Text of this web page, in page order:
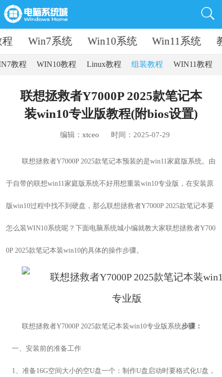
Win7系统 Win10系统 Win11系统
教程 WIN10教程 Linux教程 组装教程 WIN11教程
联想拯救者Y7000P 2025款笔记本
装win10专业版教程(附bios设置)
编辑：xtceo 时间：2025-07-29
联想拯救者Y7000P 2025款笔记本预装的是win11家庭版 系统。由
于自带的联想win11家庭版系统不好用想重装win10专业版 ，在安装原
版win10过程中找不到硬盘，那么联想拯救者Y7000P 2025款笔记本要
怎么装WIN10系统呢？下面电脑系统城小编就教大家联想拯救者Y700
0P 2025款笔记本装win10的具体的操作步骤。
联想拯救者Y7000P 2025款笔记本装win10专业版系统步骤：
一、安装前的准备工作
1 、准备16G空间大小的空U盘一个：制作U盘启动时要格式化U盘，